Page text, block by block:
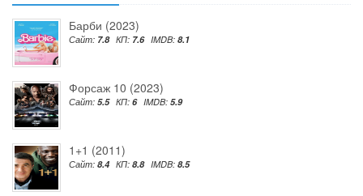
Барби (2023)
Сайт: 7.8 КП: 7.6 IMDB: 8.1
Форсаж 10 (2023)
Сайт: 5.5 КП: 6 IMDB: 5.9
1+1 (2011)
Сайт: 8.4 КП: 8.8 IMDB: 8.5